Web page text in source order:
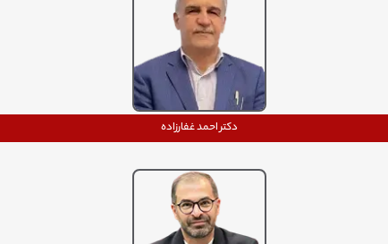
دکتر احمد غفارزاده